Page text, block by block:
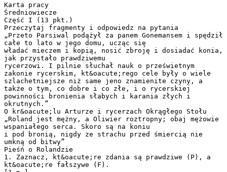
Karta pracy
Średniowiecze
Część I (13 pkt.)
Przeczytaj fragmenty i odpowiedz na pytania
„Przeto Parsiwal podążył za panem Gonemansem i spędził
całe to lato w jego domu, ucząc się
władać mieczem i kopią, nosić zbroję i dosiadać konia,
jak przystało prawdziwemu
rycerzowi. I pilnie słuchał nauk o prześwietnym
zakonie rycerskim, kt&oacute;rego cele były o wiele
szlachetniejsze niż same jeno znamienite czyny, a
także o tym, co dobre i co złe, i o rycerskiej
powinności bronienia słabych i karania złych i
okrutnych.”
O kr&oacute;lu Arturze i rycerzach Okrągłego Stołu
„Roland jest mężny, a Oliwier roztropny; obaj mężowie
wspaniałego serca. Skoro są na koniu
i pod bronią, nigdy ze strachu przed śmiercią nie
umkną od bitwy”
Pieśń o Rolandzie
1. Zaznacz, kt&oacute;re zdania są prawdziwe (P), a
kt&oacute;re fałszywe (F).